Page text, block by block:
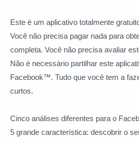
Este é um aplicativo totalmente
Você não precisa pagar nada para
completa. Você não precisa avaliar
Não é necessário partilhar este
Facebook™. Tudo que você tem a
curtos.
Cinco análises diferentes para o
5 grande característica: descobrir o